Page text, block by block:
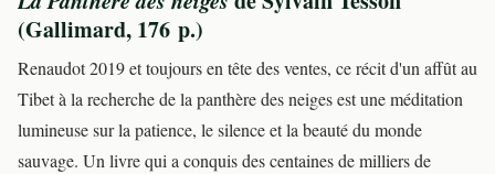
(Gallimard, 176 p.)
Renaudot 2019 et toujours en tête des ventes, ce récit d'un affût au
Tibet à la recherche de la panthère des neiges est une méditation
lumineuse sur la patience, le silence et la beauté du monde
sauvage. Un livre qui a conquis des centaines de milliers de